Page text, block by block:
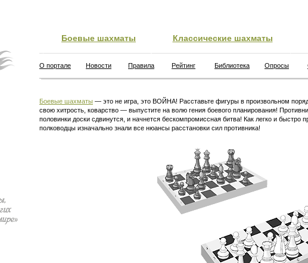
Боевые шахматы Классические шахматы
О портале Новости Правила Рейтинг Библиотека Опросы
Боевые шахматы — это не игра, это ВОЙНА! Расставьте фигуры в произвольном
свою хитрость, коварство — выпустите на волю гения боевого планирования!
половинки доски сдвинутся, и начнется бескомпромиссная битва! Как легко и быстро
полководцы изначально знали все нюансы расстановки сил противника!